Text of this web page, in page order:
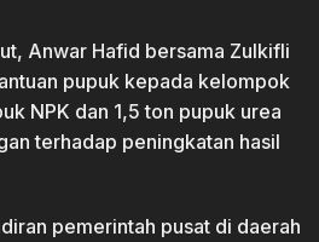
Anwar Hafid bersama Zulkifli
pupuk kepada kelompok
NPK dan 1,5 ton pupuk urea
terhadap peningkatan hasil
pemerintah pusat di daerah